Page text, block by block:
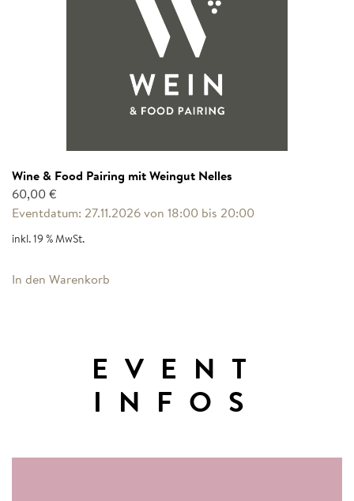
Wine & Food Pairing mit Weingut Nelles
60,00€
Eventdatum: 27.11.2026 von 18:00 bis 20:00
inkl. 19 % MwSt.
In den Warenkorb
EVENT
INFOS